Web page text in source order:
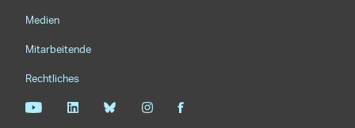
Medien
Mitarbeitende
Rechtliches